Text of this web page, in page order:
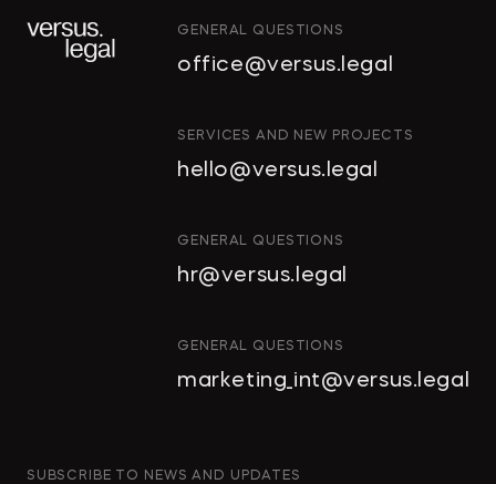
ИНТЕЛЛЕКТУАЛЬНАЯ
ИНВЕСТИЦИОННЫЕ ПРОЕКТЫ И
АРХИТЕКТУРА И
КОРПОРАТИВНОЕ ПРАВО И M&A
БАНКРОТСТВО
ЧАСТНЫЕ КЛИЕНТЫ
GENERAL QUESTIONS
office@versus.legal
SERVICES AND NEW PROJECTS
hello@versus.legal
GENERAL QUESTIONS
hr@versus.legal
GENERAL QUESTIONS
marketing_int@versus.legal
SUBSCRIBE TO NEWS AND UPDATES